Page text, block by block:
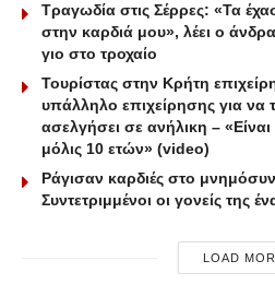
Τραγωδία στις Σέρρες: «Τα
στην καρδιά μου», λέει ο
γιο στο τροχαίο
Τουρίστας στην Κρήτη
υπάλληλο επιχείρησης για να
ασελγήσει σε ανήλικη –
μόλις 10 ετών» (video)
Ράγισαν καρδιές στο
Συντετριμμένοι οι γονείς της
LOAD